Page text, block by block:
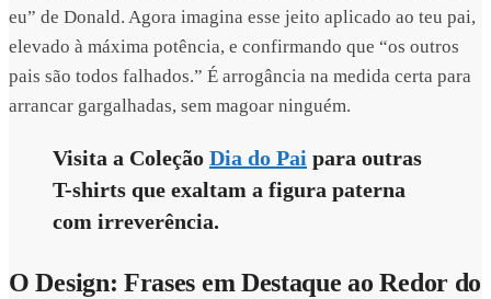
eu” de Donald. Agora imagina esse jeito aplicado ao teu pai,
elevado à máxima potência, e confirmando que “os outros
pais são todos falhados.” É arrogância na medida certa para
arrancar gargalhadas, sem magoar ninguém.
Visita a Coleção Dia do Pai para outras
T-shirts que exaltam a figura paterna
com irreverência.
O Design: Frases em Destaque ao Redor do